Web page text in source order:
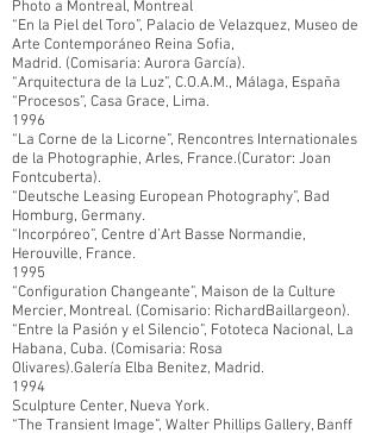
Photo a Montreal, Montreal
“En la Piel del Toro”, Palacio de Velazquez, Museo de
Arte Contemporáneo Reina Sofia,
Madrid. (Comisaria: Aurora García).
“Arquitectura de la Luz”, C.O.A.M., Málaga, España
“Procesos”, Casa Grace, Lima.
1996
“La Corne de la Licorne”, Rencontres Internationales
de la Photographie, Arles, France.(Curator: Joan
Fontcuberta).
“Deutsche Leasing European Photography”, Bad
Homburg, Germany.
“Incorpóreo”, Centre d’Art Basse Normandie,
Herouville, France.
1995
“Configuration Changeante”, Maison de la Culture
Mercier, Montreal. (Comisario: RichardBaillargeon).
“Entre la Pasión y el Silencio”, Fototeca Nacional, La
Habana, Cuba. (Comisaria: Rosa
Olivares).Galería Elba Benitez, Madrid.
1994
Sculpture Center, Nueva York.
“The Transient Image”, Walter Phillips Gallery, Banff